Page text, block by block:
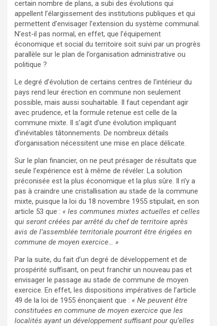
certain nombre de plans, a subi des évolutions qui
appellent l’élargissement des institutions publiques et qui
permettent d’envisager l’extension du système communal.
N’est-il pas normal, en effet, que l’équipement
économique et social du territoire soit suivi par un progrès
parallèle sur le plan de l’organisation administrative ou
politique ?
Le degré d’évolution de certains centres de l’intérieur du
pays rend leur érection en commune non seulement
possible, mais aussi souhaitable. Il faut cependant agir
avec prudence, et la formule retenue est celle de la
commune mixte. Il s’agit d’une évolution impliquant
d’inévitables tâtonnements. De nombreux détails
d’organisation nécessitent une mise en place délicate.
Sur le plan financier, on ne peut présager de résultats que
seule l’expérience est à même de révéler. La solution
préconisée est la plus économique et la plus sûre. Il n’y a
pas à craindre une cristallisation au stade de la commune
mixte, puisque la loi du 18 novembre 1955 stipulait, en son
article 53 que : « les communes mixtes actuelles et celles
qui seront créées par arrêté du chef de territoire après
avis de l’assemblée territoriale pourront être érigées en
commune de moyen exercice… »
Par la suite, du fait d’un degré de développement et de
prospérité suffisant, on peut franchir un nouveau pas et
envisager le passage au stade de commune de moyen
exercice. En effet, les dispositions impératives de l’article
49 de la loi de 1955 énonçaient que : « Ne peuvent être
constituées en commune de moyen exercice que les
localités ayant un développement suffisant pour qu’elles